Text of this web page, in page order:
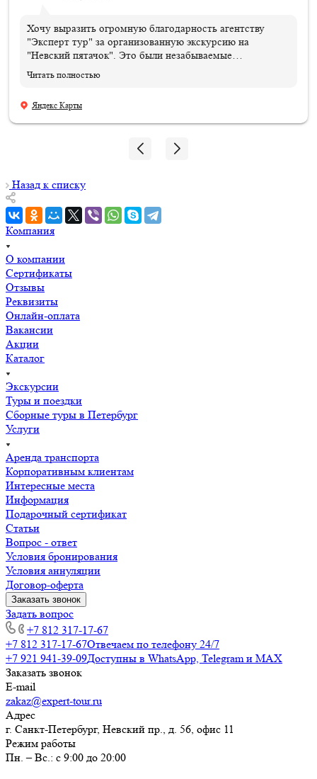
Хочу выразить огромную благодарность агентству
"Эксперт тур" за организованную экскурсию на
"Невский пятачок". Это были незабываемые
впечатления и эмоции!!! Всем организаторам огромное
впечатления, и память, которые останутся навсегда.
Мой сын знает теперь, где совершил подвиг и погиб его
Читать полностью
Яндекс Карты
Назад к списку
Компания
О компании
Сертификаты
Отзывы
Реквизиты
Онлайн-оплата
Вакансии
Акции
Каталог
Экскурсии
Туры и поездки
Сборные туры в Петербург
Услуги
Аренда транспорта
Корпоративным клиентам
Интересные места
Информация
Подарочный сертификат
Статьи
Вопрос - ответ
Условия бронирования
Условия аннуляции
Договор-оферта
Заказать звонок
Задать вопрос
+7 812 317-17-67
+7 812 317-17-67Отвечаем по телефону 24/7
+7 921 941-39-09Доступны в WhatsApp, Telegram и MAX
Заказать звонок
E-mail
zakaz@expert-tour.ru
Адрес
г. Санкт-Петербург, Невский пр., д. 56, офис 11
Режим работы
Пн. – Вс.: с 9:00 до 20:00